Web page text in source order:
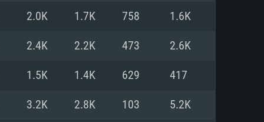
mais
com DirectX 11 ou superior;
ou superior, Radeon RX 570
Vega II ou superior com
banda larga.
de 6 meses) / equivalentes
com os drivers mais
2.0K 1.7K 758 1.6K
2.4K 2.2K 473 2.6K
1.5K 1.4K 629 417
3.2K 2.8K 103 5.2K